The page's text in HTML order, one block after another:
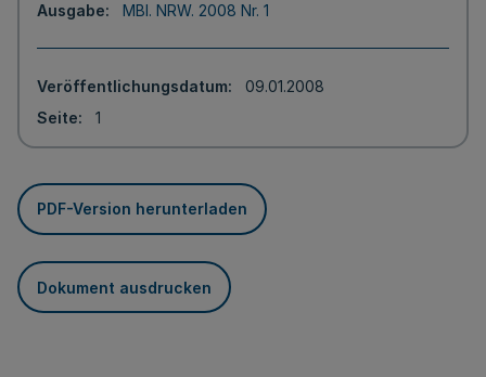
Ausgabe
MBl. NRW. 2008 Nr. 1
Veröffentlichungsdatum
09.01.2008
Seite
1
PDF-Version herunterladen
Dokument ausdrucken